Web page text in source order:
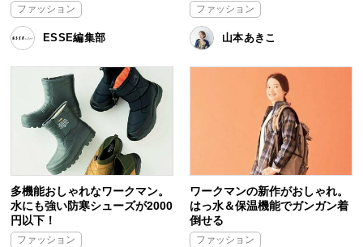
ファッション
ESSE編集部
ファッション
山本あきこ
多機能おしゃれなワークマン。
水にも強い防寒シューズが2000
円以下！
ファッション
ワークマンの新作がおしゃれ。
はっ水＆保温機能でガンガン着
倒せる
ファッション